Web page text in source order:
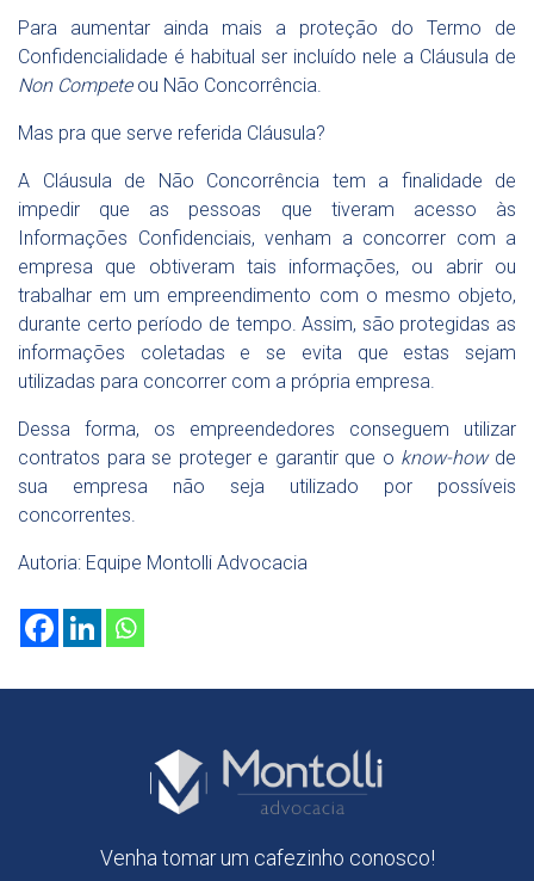
Para aumentar ainda mais a proteção do Termo de
Confidencialidade é habitual ser incluído nele a Cláusula de
Non Competeou Não Concorrência.
Mas pra que serve referida Cláusula?
A Cláusula de Não Concorrência tem a finalidade de
impedir que as pessoas que tiveram acesso às
Informações Confidenciais, venham a concorrer com a
empresa que obtiveram tais informações, ou abrir ou
trabalhar em um empreendimento com o mesmo objeto,
durante certo período de tempo. Assim, são protegidas as
informações coletadas e se evita que estas sejam
utilizadas para concorrer com a própria empresa.
Dessa forma, os empreendedores conseguem utilizar
contratos para se proteger e garantir que o know-howde
sua empresa não seja utilizado por possíveis
concorrentes.
Autoria: Equipe Montolli Advocacia
Venha tomar um cafezinho conosco!